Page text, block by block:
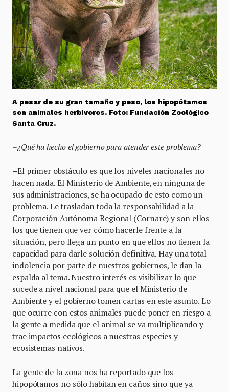
A pesar de su gran tamaño y peso, los hipopótamos
son animales herbívoros. Foto: Fundación Zoológico
Santa Cruz.
–¿Qué ha hecho el gobierno para atender este problema?
–El primer obstáculo es que los niveles nacionales no
hacen nada. El Ministerio de Ambiente, en ninguna de
sus administraciones, se ha ocupado de esto como un
problema. Le trasladan toda la responsabilidad a la
Corporación Autónoma Regional (Cornare) y son ellos
los que tienen que ver cómo hacerle frente a la
situación, pero llega un punto en que ellos no tienen la
capacidad para darle solución definitiva. Hay una total
indolencia por parte de nuestros gobiernos, le dan la
espalda al tema. Nuestro interés es visibilizar lo que
sucede a nivel nacional para que el Ministerio de
Ambiente y el gobierno tomen cartas en este asunto. Lo
que ocurre con estos animales puede poner en riesgo a
la gente a medida que el animal se va multiplicando y
trae impactos ecológicos a nuestras especies y
ecosistemas nativos.
La gente de la zona nos ha reportado que los
hipopótamos no sólo habitan en caños sino que ya